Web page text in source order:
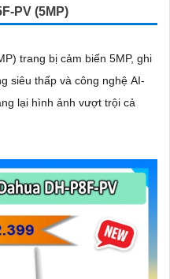
PV (5MP)
trang bị cảm biến 5MP, ghi
lại hình ảnh vượt trội cả